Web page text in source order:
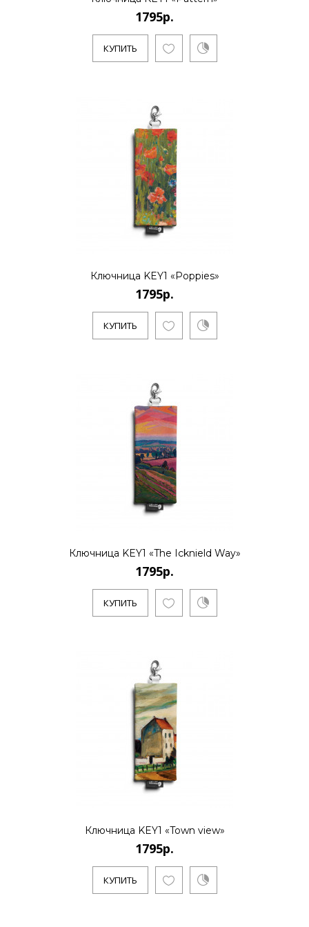
1795р.
КУПИТЬ
1795р.
КУПИТЬ
КУПИТЬ
1795р.
КУПИТЬ
Ключница KEY1 «Poppies»
1795р.
КУПИТЬ
Ключница KEY1 «The Icknield Way»
1795р.
КУПИТЬ
Ключница KEY1 «Town view»
1795р.
КУПИТЬ